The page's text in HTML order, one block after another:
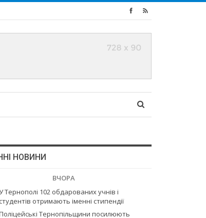
НОВИНИ
ВЧОРА
Тернополі 102 обдарованих учнів і
студентів отримають іменні стипендії
Тернопільщини посилюють